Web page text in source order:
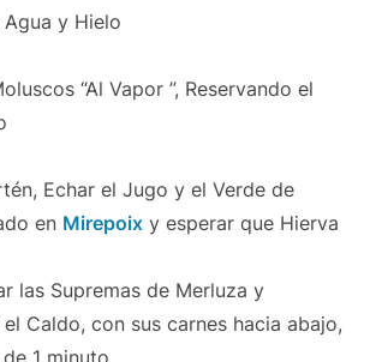
y Hielo
“Al Vapor ”, Reservando el
Echar el Jugo y el Verde de
en Mirepoixy esperar que Hierva
las Supremas de Merluza y
Caldo, con sus carnes hacia abajo,
1 minuto.